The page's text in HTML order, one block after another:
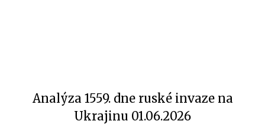
Analýza 1559. dne ruské invaze na
Ukrajinu 01.06.2026